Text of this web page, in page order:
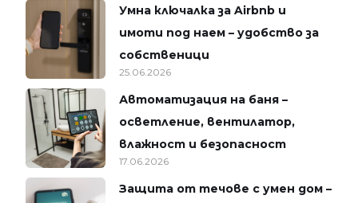
Умна ключалка за Airbnb и
имоти под наем – удобство за
собственици
25.06.2026
Автоматизация на баня –
осветление, вентилатор,
влажност и безопасност
17.06.2026
Защита от течове с умен дом –